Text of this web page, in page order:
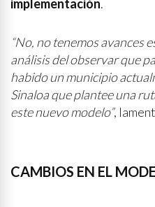
implementación.
“No, no tenemos avances
análisis del observar que
habido un municipio
Sinaloa que plantee una
este nuevo modelo”,
CAMBIOS EN EL